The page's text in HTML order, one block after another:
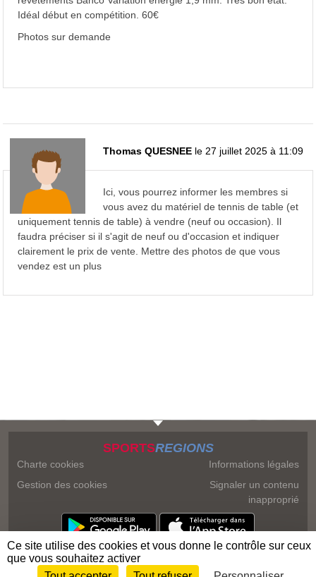
Idéal début en compétition. 60€
Photos sur demande
Thomas QUESNEE le 27 juillet 2025 à 11:09
Ici, vous pourrez informer les membres si
vous avez du matériel de tennis de table (et
uniquement tennis de table) à vendre (neuf ou occasion). Il
faudra préciser si il s'agit de neuf ou d'occasion et indiquer
clairement le prix de vente. Mettre des photos de que vous
vendez est un plus
SPORTSREGIONS
Charte cookies
Gestion des cookies
Informations légales
Signaler un contenu
inapproprié
Ce site utilise des cookies et vous donne le contrôle sur ceux
que vous souhaitez activer